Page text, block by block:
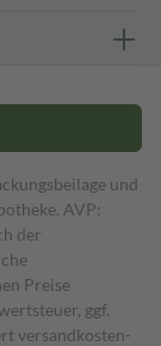
und
AVP:
der
Preise
ggf.
versand­kosten­